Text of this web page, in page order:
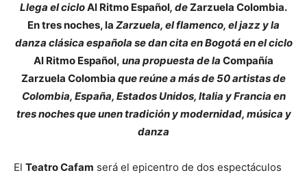
Llega el cicloAl Ritmo Español, deZarzuela Colombia.
En tres noches, la Zarzuela, el flamenco, el jazz y la
danza clásica española se dan cita en Bogotá en el ciclo
Al Ritmo Español, una propuesta de la Compañía
Zarzuela Colombia que reúne a más de 50 artistas de
Colombia, España, Estados Unidos, Italia y Francia en
tres noches que unen tradición y modernidad, música y
danza
El Teatro Cafam será el epicentro de dos espectáculos